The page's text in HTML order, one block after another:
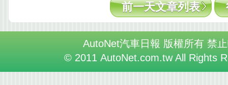
前一天文章列表
AutoNet汽車日報 版權所有 禁
© 2011 AutoNet.com.tw All Rights